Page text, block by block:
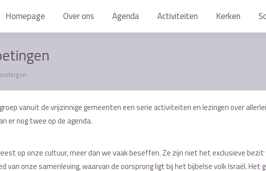
Homepage Over ons Agenda Activiteiten Kerken
vanuit de vrijzinnige gemeenten een serie activiteiten en lezingen over allerlei
er nog twee op de agenda.
op onze cultuur, meer dan we vaak beseffen. Ze zijn niet het exclusieve bezit
onze samenleving, waarvan de oorsprong ligt bij het bijbelse volk Israël. Het
Homepage Over ons Agenda Activiteiten Kerken